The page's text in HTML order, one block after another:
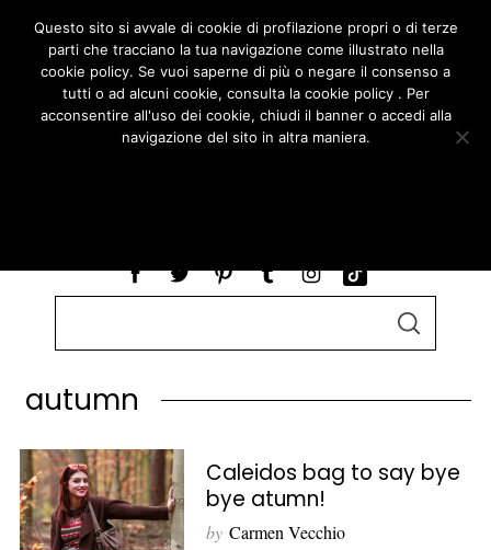
r
h
f
o
r
S
H
autumn
Caleidos bag to say bye
bye atumn!
by Carmen Vecchio
Questo sito si avvale di cookie di profilazione propri o di terze
parti che tracciano la tua navigazione come illustrato nella
cookie policy. Se vuoi saperne di più o negare il consenso a
tutti o ad alcuni cookie, consulta la cookie policy . Per
acconsentire all'uso dei cookie, chiudi il banner o accedi alla
navigazione del sito in altra maniera.